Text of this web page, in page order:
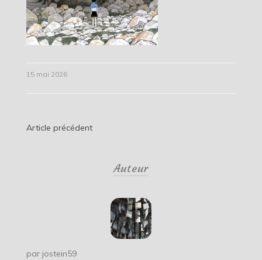
15 mai 2026
Navigation
Article précédent
Auteur
par jostein59